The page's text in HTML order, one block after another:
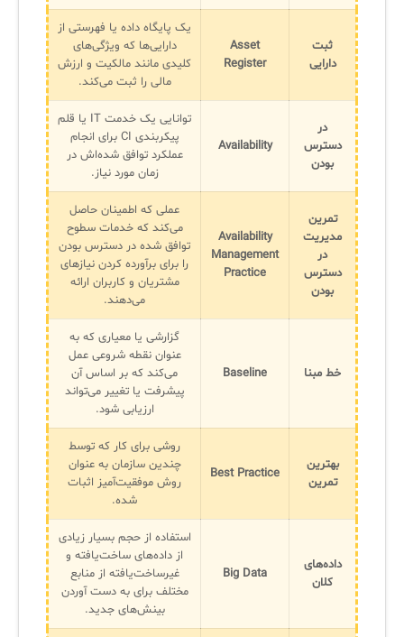
ثبت
دارایی
Asset
Register
یک پایگاه داده یا فهرستی از
دارایی‌ها که ویژگی‌های
کلیدی مانند مالکیت و ارزش
مالی را ثبت می‌کند.
در
دسترس
بودن
Availability
توانایی یک خدمت IT یا قلم
پیکربندی CI برای انجام
عملکرد توافق شده‌اش در
زمان مورد نیاز.
تمرین
مدیریت
در
دسترس
بودن
Availability
Management
Practice
عملی که اطمینان حاصل
می‌کند که خدمات سطوح
توافق شده در دسترس بودن
را برای برآورده کردن نیازهای
مشتریان و کاربران ارائه
می‌دهند.
خط مبنا Baseline
گزارشی یا معیاری که به
عنوان نقطه شروعی عمل
می‌کند که بر اساس آن
پیشرفت یا تغییر می‌تواند
ارزیابی شود.
بهترین
تمرین
Best Practice
روشی برای کار که توسط
چندین سازمان به عنوان
روش موفقیت‌آمیز اثبات
شده.
داده‌های
کلان
Big Data
استفاده از حجم بسیار زیادی
از داده‌های ساخت‌یافته و
غیرساخت‌یافته از منابع
مختلف برای به دست آوردن
بینش‌های جدید.